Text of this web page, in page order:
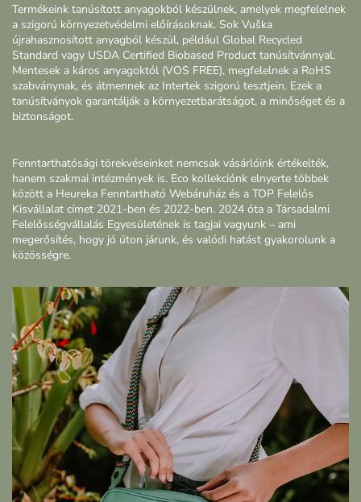
Termékeink tanúsított anyagokból készülnek, amelyek megfelelnek
a szigorú környezetvédelmi előírásoknak. Sok Vuška
újrahasznosított anyagból készül, például Global Recycled
Standard vagy USDA Certified Biobased Product tanúsítvánnyal.
Mentesek a káros anyagoktól (VOS FREE), megfelelnek a RoHS
szabványnak, és átmennek az Intertek szigorú tesztjein. Ezek a
tanúsítványok garantálják a környezetbarátságot, a minőséget és a
biztonságot.
Fenntarthatósági törekvéseinket nemcsak vásárlóink értékelték,
hanem szakmai intézmények is. Eco kollekciónk elnyerte többek
között a Heureka Fenntartható Webáruház és a TOP Felelős
Kisvállalat címet 2021-ben és 2022-ben. 2024 óta a Társadalmi
Felelősségvállalás Egyesületének is tagjai vagyunk – ami
megerősítés, hogy jó úton járunk, és valódi hatást gyakorolunk a
közösségre.